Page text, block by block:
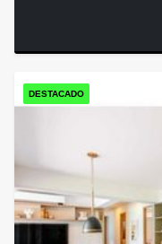
DESTACADO